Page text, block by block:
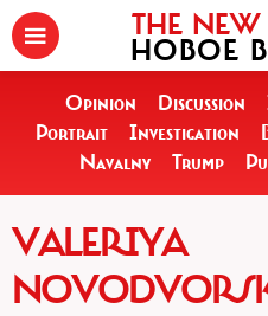
THE NEW
НОВОЕ
Opinion Discussion
Portrait
Investigation
Navalny
Trump
VALERIYA